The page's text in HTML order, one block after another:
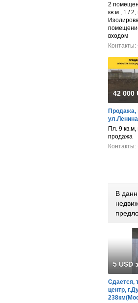
2
кв.м., 1 /
входом
Контакты:
42 000
Продажа,
ул.Ленина
Пл. 9 кв.м,
продажа
Контакты:
В
5 USD
Сдается,
центр,